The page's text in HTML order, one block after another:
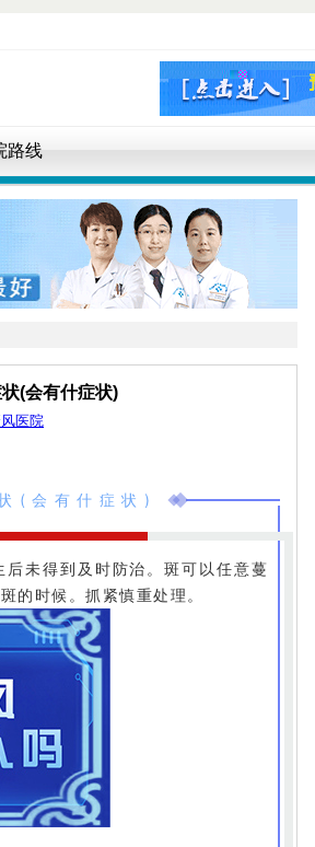
路线
(会有什症状)
医院
(会有什症状)
未得到及时防治。斑可以任意蔓
的时候。抓紧慎重处理。